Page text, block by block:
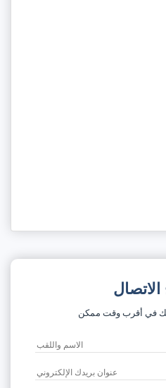
في أقرب وقت ممكن